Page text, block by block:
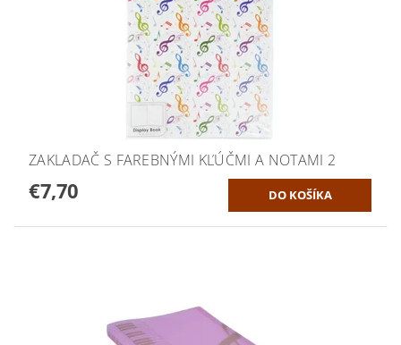
ZAKLADAČ S FAREBNÝMI KĽÚČMI A NOTAMI 2
€7,70